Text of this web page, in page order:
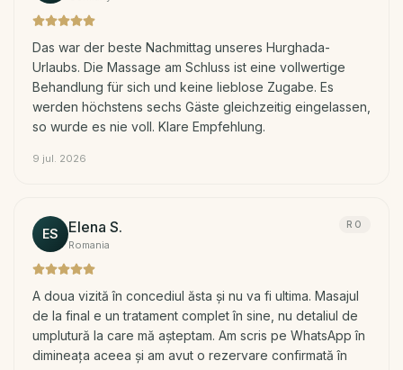
Das war der beste Nachmittag unseres Hurghada-
Urlaubs. Die Massage am Schluss ist eine vollwertige
Behandlung für sich und keine lieblose Zugabe. Es
werden höchstens sechs Gäste gleichzeitig eingelassen,
so wurde es nie voll. Klare Empfehlung.
9 jul. 2026
ES Elena S.
Romania
RO
A doua vizită în concediul ăsta și nu va fi ultima. Masajul
de la final e un tratament complet în sine, nu detaliul de
umplutură la care mă așteptam. Am scris pe WhatsApp în
dimineața aceea și am avut o rezervare confirmată în